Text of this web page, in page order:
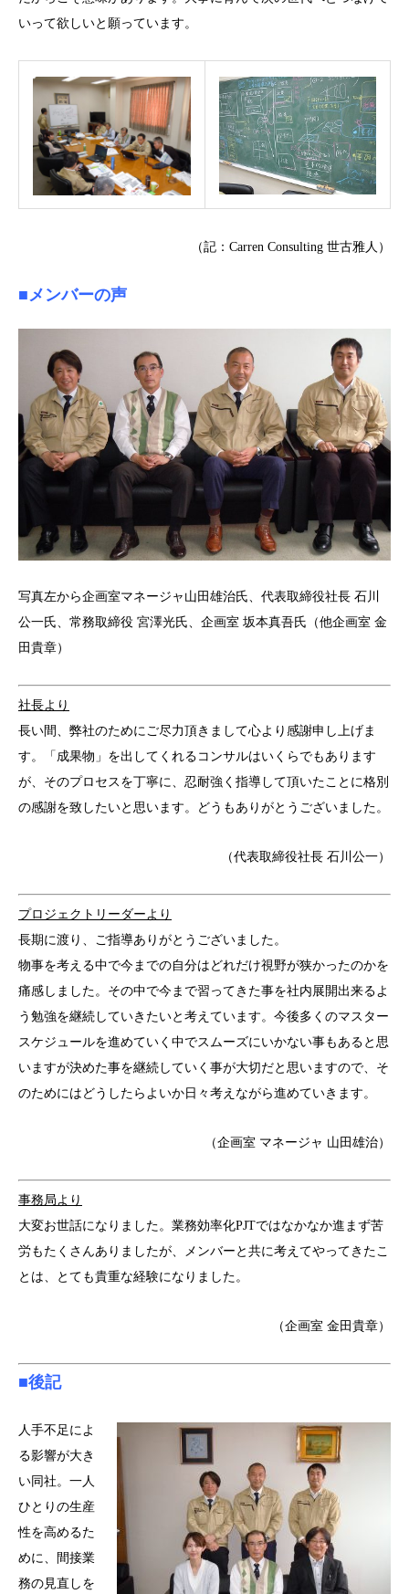
いって欲しいと願っています。
（記：Carren Consulting 世古雅人）
■メンバーの声
写真左から企画室マネージャ山田雄治氏、代表取締役社長 石川
公一氏、常務取締役 宮澤光氏、企画室 坂本真吾氏（他企画室 金
田貴章）
社長より
長い間、弊社のためにご尽力頂きまして心より感謝申し上げま
す。「成果物」を出してくれるコンサルはいくらでもあります
が、そのプロセスを丁寧に、忍耐強く指導して頂いたことに格別
の感謝を致したいと思います。どうもありがとうございました。
（代表取締役社長 石川公一）
プロジェクトリーダーより
長期に渡り、ご指導ありがとうございました。
物事を考える中で今までの自分はどれだけ視野が狭かったのかを
痛感しました。その中で今まで習ってきた事を社内展開出来るよ
う勉強を継続していきたいと考えています。今後多くのマスター
スケジュールを進めていく中でスムーズにいかない事もあると思
いますが決めた事を継続していく事が大切だと思いますので、そ
のためにはどうしたらよいか日々考えながら進めていきます。
（企画室 マネージャ 山田雄治）
事務局より
大変お世話になりました。業務効率化PJTではなかなか進まず苦
労もたくさんありましたが、メンバーと共に考えてやってきたこ
とは、とても貴重な経験になりました。
（企画室 金田貴章）
■後記
人手不足によ
る影響が大き
い同社。一人
ひとりの生産
性を高めるた
めに、間接業
務の見直しを